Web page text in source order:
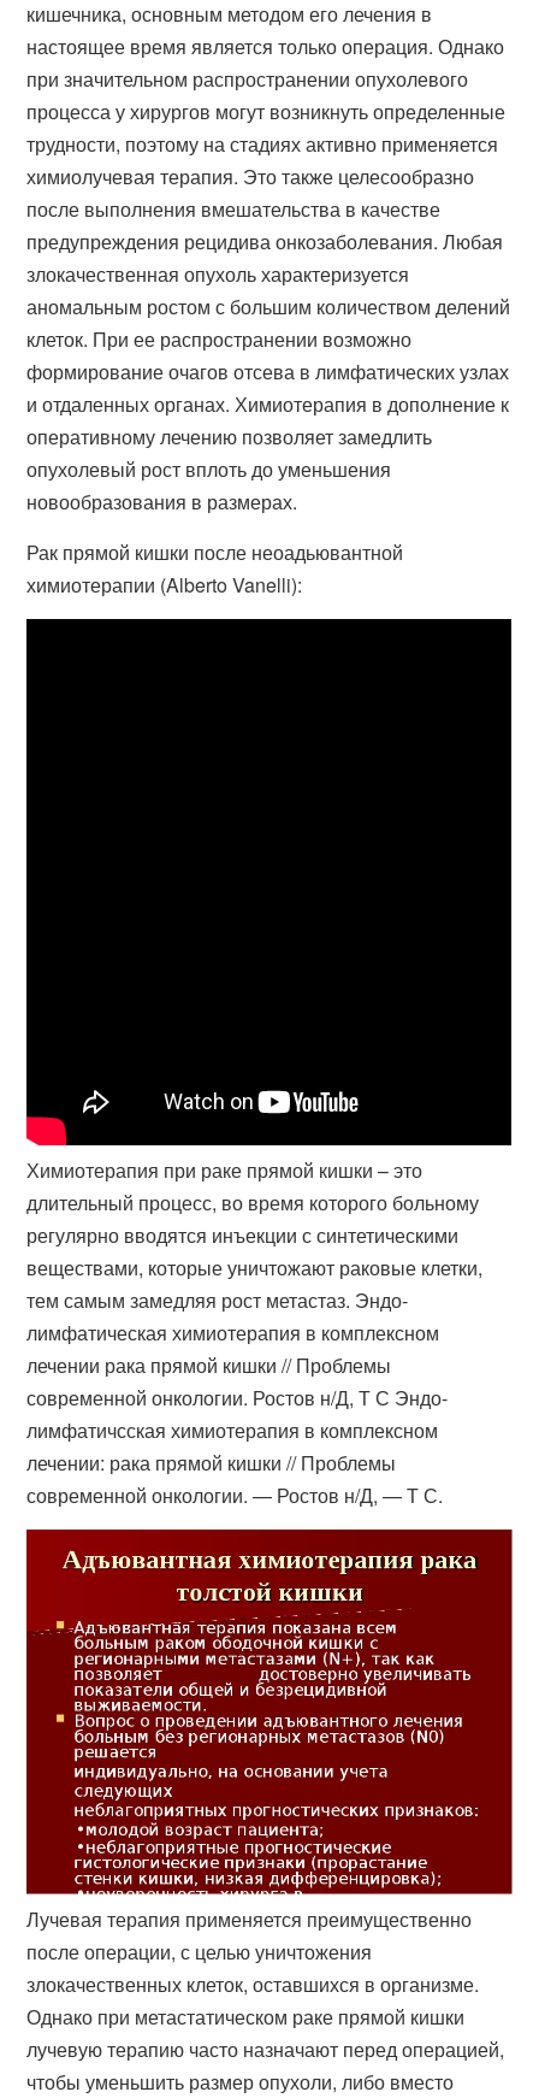
кишечника, основным методом его лечения в
настоящее время является только операция. Однако
при значительном распространении опухолевого
процесса у хирургов могут возникнуть определенные
трудности, поэтому на стадиях активно применяется
химиолучевая терапия. Это также целесообразно
после выполнения вмешательства в качестве
предупреждения рецидива онкозаболевания. Любая
злокачественная опухоль характеризуется
аномальным ростом с большим количеством делений
клеток. При ее распространении возможно
формирование очагов отсева в лимфатических узлах
и отдаленных органах. Химиотерапия в дополнение к
оперативному лечению позволяет замедлить
опухолевый рост вплоть до уменьшения
новообразования в размерах.
Рак прямой кишки после неоадьювантной
химиотерапии (Alberto Vanelli):
Химиотерапия при раке прямой кишки – это
длительный процесс, во время которого больному
регулярно вводятся инъекции с синтетическими
веществами, которые уничтожают раковые клетки,
тем самым замедляя рост метастаз. Эндо-
лимфатическая химиотерапия в комплексном
лечении рака прямой кишки // Проблемы
современной онкологии. Ростов н/Д, Т С Эндо-
лимфатичсская химиотерапия в комплексном
лечении: рака прямой кишки // Проблемы
современной онкологии. — Ростов н/Д, — Т С.
Лучевая терапия применяется преимущественно
после операции, с целью уничтожения
злокачественных клеток, оставшихся в организме.
Однако при метастатическом раке прямой кишки
лучевую терапию часто назначают перед операцией,
чтобы уменьшить размер опухоли, либо вместо